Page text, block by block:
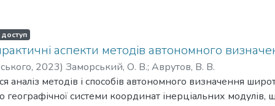
а також вказують на особливості структури системи.
необхідного для компенсації збурень, обговорюється в
керування до границі допустимих значень.
структури - алгебро-диференціального
системи таких рівнянь (для системи з декількома
аспекти методів автономного
, 2023) Заморський, О. В.; Аврутов, В. В.
аналіз методів і способів автономного визначення
географічної системи координат інерціальних модулів,